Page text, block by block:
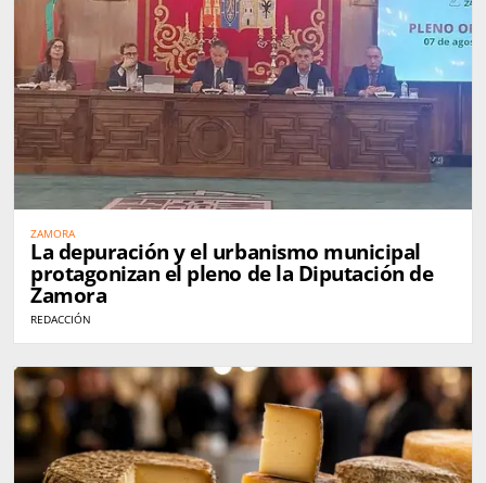
ZAMORA
La depuración y el urbanismo municipal
protagonizan el pleno de la Diputación de
Zamora
REDACCIÓN